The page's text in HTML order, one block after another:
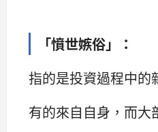
「憤世嫉俗」 ：
指的是投資過程中的
有的來自自身，而大